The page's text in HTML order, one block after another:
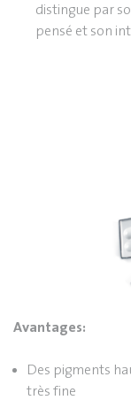
distingue par
pensé et son
Avantages:
Des pigments
très fine